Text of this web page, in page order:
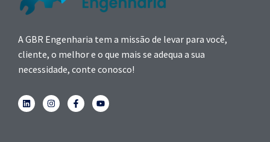
A GBR Engenharia tem a missão de levar para você,
cliente, o melhor e o que mais se adequa a sua
necessidade, conte conosco!